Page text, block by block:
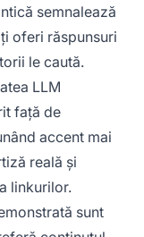
semnalează
oferi răspunsuri
le caută.
LLM
față de
accent mai
reală și
linkurilor.
sunt